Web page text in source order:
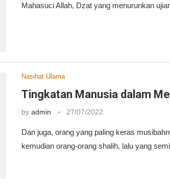
Mahasuci Allah, Dzat yang menurunkan
Nasihat Ulama
Tingkatan Manusia dalam
byadmin 27/07/2022
Dan juga, orang yang paling keras
kemudian orang-orang shalih, lalu yang